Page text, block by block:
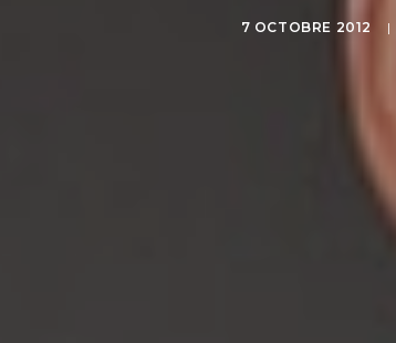
7 OCTOBRE 2012 |